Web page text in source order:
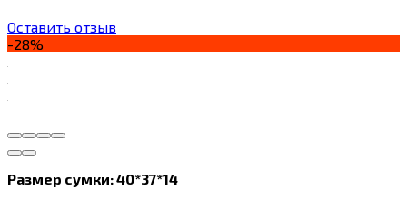
Оставить отзыв
-28%
Размер сумки: 40*37*14